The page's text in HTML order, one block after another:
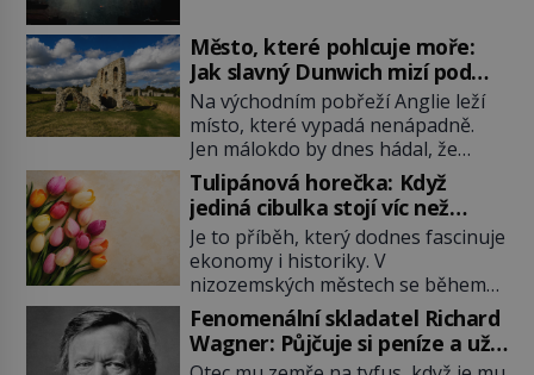
představit, jaká požární rizika
skrýval Istanbul časů minulých. Jak
čelilo město v minulosti potenciální
ohnivé katastrofě a proč jsou zde
stále tolik obávány měsíce
smaženého lilku? První hasičský
sbor se v Istanbulu objevuje v roce
1714 a […]
Město, které pohlcuje moře:
Jak slavný Dunwich mizí pod
hladinou
Na východním pobřeží Anglie leží
místo, které vypadá nenápadně.
Jen málokdo by dnes hádal, že
právě zde kdysi stojí jeden z
nejvýznamnějších anglických
přístavů. Středověký Dunwich
soupeří svým významem s
Londýnem, pyšní se kostely,
kláštery i rušnými tržišti. Pak se ale
příroda obrátí proti němu. Bouře,
mořská eroze a postupující pobřeží
během několika staletí pohltí […]
Tulipánová horečka: Když
jediná cibulka stojí víc než
honosný dům
Je to příběh, který dodnes fascinuje
ekonomy i historiky. V
nizozemských městech se během
několika měsíců obyčejná cibulka
tulipánu mění v jednu z nejdražších
věcí na trhu. Lidé uzavírají obchody
Fenomenální skladatel Richard
Wagner: Půjčuje si peníze a už
je nevrací!